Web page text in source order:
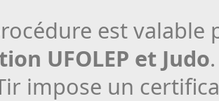
est valable
UFOLEP et Judo
impose un